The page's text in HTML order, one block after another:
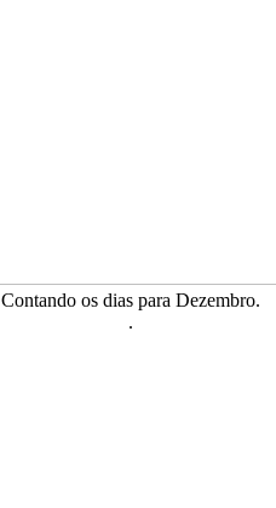
Contando os dias para Dezembro.
.